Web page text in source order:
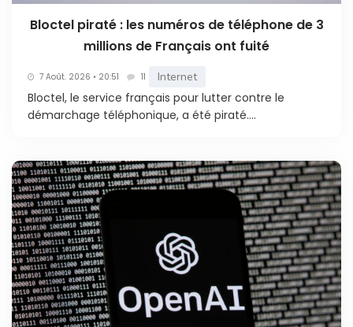
Bloctel piraté : les numéros de téléphone de 3
millions de Français ont fuité
7 Août. 2026 • 20:51 11 Internet
Bloctel, le service français pour lutter contre le
démarchage téléphonique, a été piraté....